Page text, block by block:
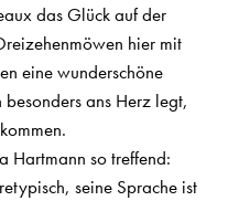
das Glück auf der
hier mit
eine wunderschöne
ans Herz legt,
Hartmann so treffend:
seine Sprache ist